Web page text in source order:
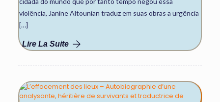
violência, Janine Altounian traduz em suas obras a urgência
[…]
Lire La Suite